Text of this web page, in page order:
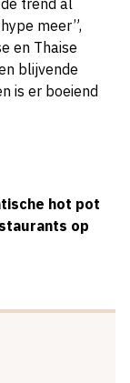
trend al
meer”,
en Thaise
blijvende
is er boeiend
hot pot
op